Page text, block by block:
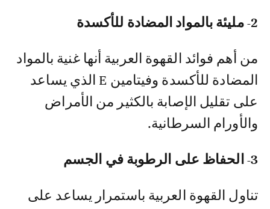
2- مليئة بالمواد المضادة للأكسدة
من أهم فوائد القهوة العربية أنها غنية بالمواد
المضادة للأكسدة وفيتامين E الذي يساعد
على تقليل الإصابة بالكثير من الأمراض
والأورام السرطانية.
3- الحفاظ على الرطوبة في الجسم
تناول القهوة العربية باستمرار يساعد على